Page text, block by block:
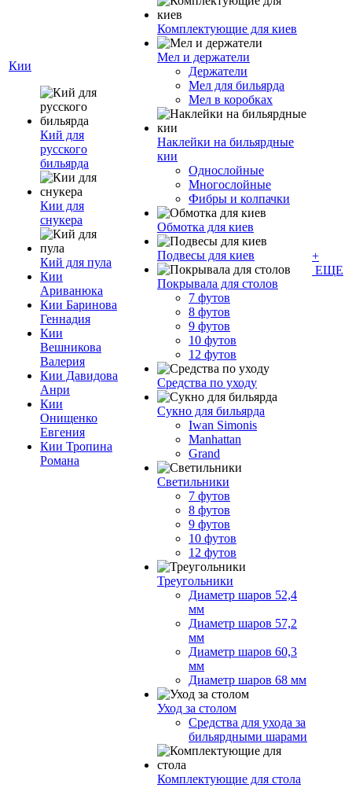
Кии
Кий для
русского
бильярда
Кии для
снукера
Кий для пула
Кии
Ариванюка
Кии Баринова
Геннадия
Кии
Вешникова
Валерия
Кии Давидова
Анри
Кии
Онищенко
Евгения
Кии Тропина
Романа
Комплектующие для киев
Мел и держатели
Держатели
Мел для бильярда
Мел в коробках
Наклейки на бильярдные
кии
Однослойные
Многослойные
Фибры и колпачки
Обмотка для киев
Подвесы для киев
Покрывала для столов
7 футов
8 футов
9 футов
10 футов
12 футов
Средства по уходу
Сукно для бильярда
Iwan Simonis
Manhattan
Grand
Светильники
7 футов
8 футов
9 футов
10 футов
12 футов
Треугольники
Диаметр шаров 52,4
мм
Диаметр шаров 57,2
мм
Диаметр шаров 60,3
мм
Диаметр шаров 68 мм
Уход за столом
Средства для ухода за
бильярдными шарами
Комплектующие для стола
+
ЕЩЕ